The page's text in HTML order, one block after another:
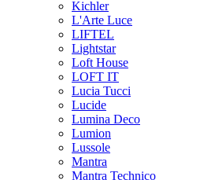
Kichler
L'Arte Luce
LIFTEL
Lightstar
Loft House
LOFT IT
Lucia Tucci
Lucide
Lumina Deco
Lumion
Lussole
Mantra
Mantra Technico